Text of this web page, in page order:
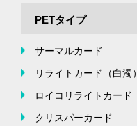
PETタイプ
サーマルカード
リライトカード（白濁）
ロイコリライトカード
クリスパーカード